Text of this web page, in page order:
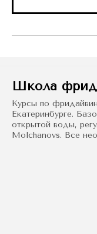
Школа
Курсы по
Екатеринбурге.
открытой воды,
Molchanovs. Все